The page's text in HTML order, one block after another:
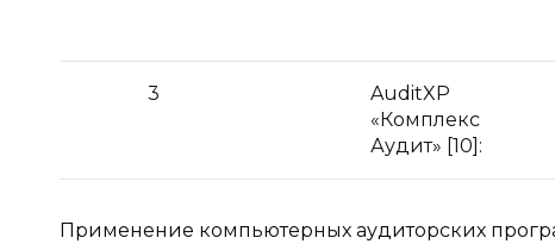
3
AuditXP
«Комплекс
Аудит» [10]:
Применение компьютерных аудиторских